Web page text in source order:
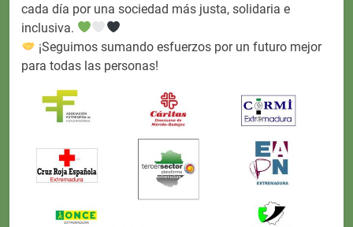
cada día por una sociedad más justa, solidaria e
inclusiva.
¡Seguimos sumando esfuerzos por un futuro mejor
para todas las personas!